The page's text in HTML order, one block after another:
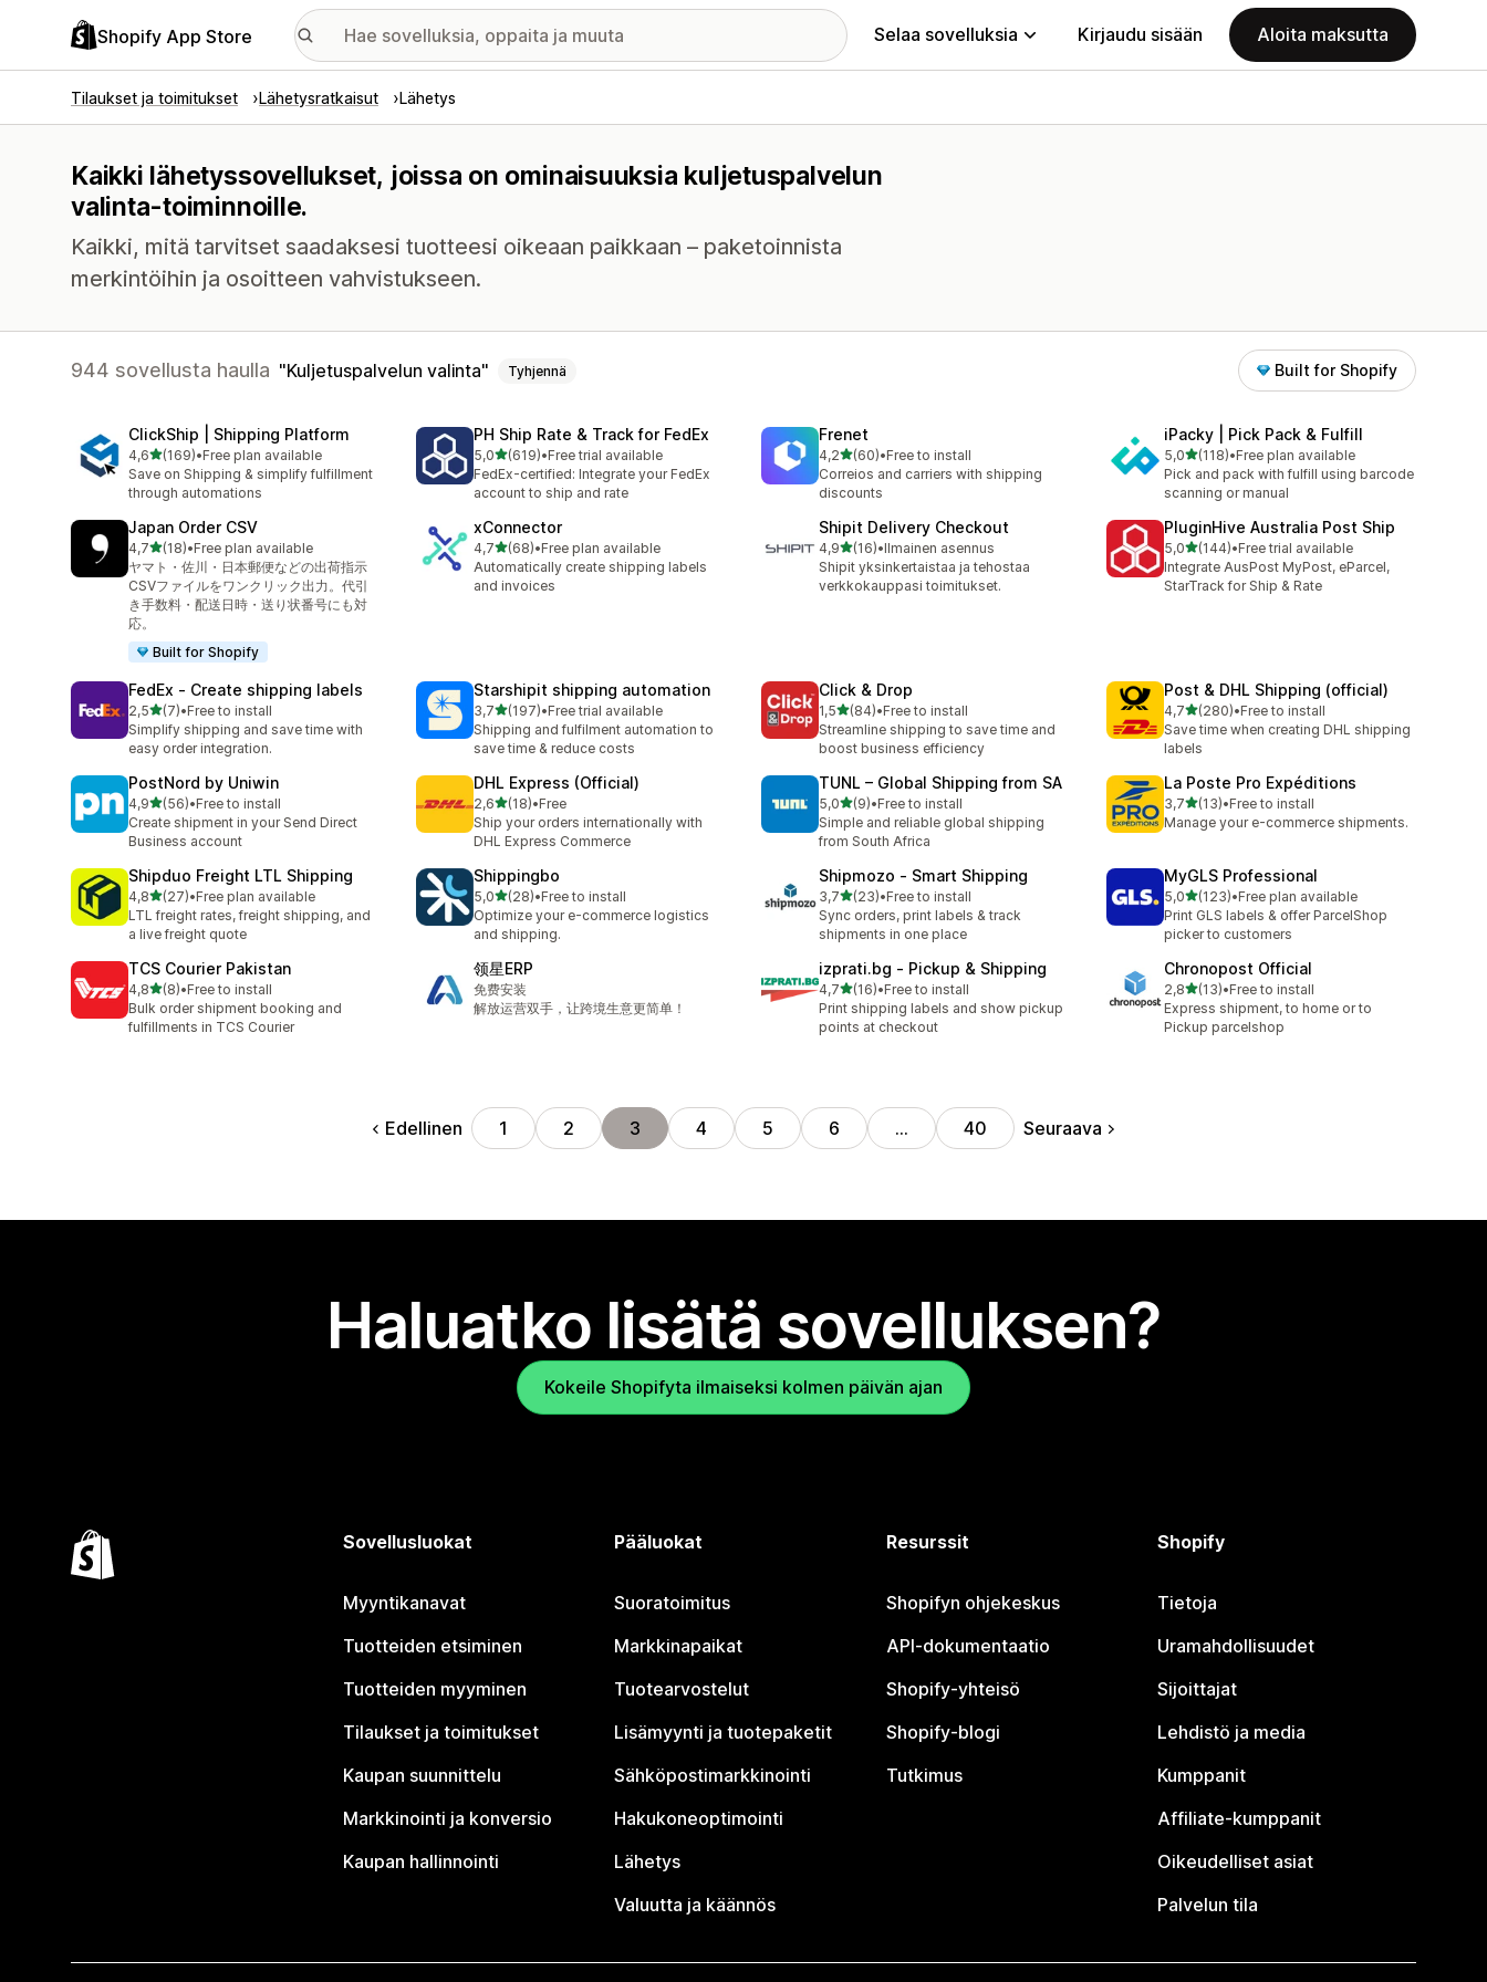
Shopify App Store Selaa sovelluksia Kirjaudu sisään Aloita maksutta
Tilaukset ja toimitukset Lähetysratkaisut Lähetys
Kaikki lähetyssovellukset, joissa on ominaisuuksia kuljetuspalvelun
valinta-toiminnoille.
Kaikki, mitä tarvitset saadaksesi tuotteesi oikeaan paikkaan – paketoinnista
merkintöihin ja osoitteen vahvistukseen.
944 sovellusta haulla Kuljetuspalvelun valinta Tyhjennä Built for Shopify
ClickShip | Shipping Platform
4,6/ 5 tähteä
(169)
169 arvostelua yhteensä
•Free plan available
Save on Shipping & simplify fulfillment
through automations
PH Ship Rate & Track for FedEx
5,0/ 5 tähteä
(619)
619 arvostelua yhteensä
•Free trial available
FedEx-certified: Integrate your FedEx
account to ship and rate
Frenet
4,2/ 5 tähteä
(60)
60 arvostelua yhteensä
•Free to install
Correios and carriers with shipping
discounts
iPacky | Pick Pack & Fulfill
5,0/ 5 tähteä
(118)
118 arvostelua yhteensä
•Free plan available
Pick and pack with fulfill using barcode
scanning or manual
Japan Order CSV
4,7/ 5 tähteä
(18)
18 arvostelua yhteensä
•Free plan available
ヤマト・佐川・日本郵便などの出荷指示
CSVファイルをワンクリック出力。代引
き手数料・配送日時・送り状番号にも対
応。
Built for Shopify
xConnector
4,7/ 5 tähteä
(68)
68 arvostelua yhteensä
•Free plan available
Automatically create shipping labels
and invoices
Shipit Delivery Checkout
4,9/ 5 tähteä
(16)
16 arvostelua yhteensä
•Ilmainen asennus
Shipit yksinkertaistaa ja tehostaa
verkkokauppasi toimitukset.
PluginHive Australia Post Ship
5,0/ 5 tähteä
(144)
144 arvostelua yhteensä
•Free trial available
Integrate AusPost MyPost, eParcel,
StarTrack for Ship & Rate
FedEx ‑ Create shipping labels
2,5/ 5 tähteä
(7)
7 arvostelua yhteensä
•Free to install
Simplify shipping and save time with
easy order integration.
Starshipit shipping automation
3,7/ 5 tähteä
(197)
197 arvostelua yhteensä
•Free trial available
Shipping and fulfilment automation to
save time & reduce costs
Click & Drop
1,5/ 5 tähteä
(84)
84 arvostelua yhteensä
•Free to install
Streamline shipping to save time and
boost business efficiency
Post & DHL Shipping (official)
4,7/ 5 tähteä
(280)
280 arvostelua yhteensä
•Free to install
Save time when creating DHL shipping
labels
PostNord by Uniwin
4,9/ 5 tähteä
(56)
56 arvostelua yhteensä
•Free to install
Create shipment in your Send Direct
Business account
DHL Express (Official)
2,6/ 5 tähteä
(18)
18 arvostelua yhteensä
•Free
Ship your orders internationally with
DHL Express Commerce
TUNL – Global Shipping from SA
5,0/ 5 tähteä
(9)
9 arvostelua yhteensä
•Free to install
Simple and reliable global shipping
from South Africa
La Poste Pro Expéditions
3,7/ 5 tähteä
(13)
13 arvostelua yhteensä
•Free to install
Manage your e-commerce shipments.
Shipduo Freight LTL Shipping
4,8/ 5 tähteä
(27)
27 arvostelua yhteensä
•Free plan available
LTL freight rates, freight shipping, and
a live freight quote
Shippingbo
5,0/ 5 tähteä
(28)
28 arvostelua yhteensä
•Free to install
Optimize your e-commerce logistics
and shipping.
Shipmozo ‑ Smart Shipping
3,7/ 5 tähteä
(23)
23 arvostelua yhteensä
•Free to install
Sync orders, print labels & track
shipments in one place
MyGLS Professional
5,0/ 5 tähteä
(123)
123 arvostelua yhteensä
•Free plan available
Print GLS labels & offer ParcelShop
picker to customers
TCS Courier Pakistan
4,8/ 5 tähteä
(8)
8 arvostelua yhteensä
•Free to install
Bulk order shipment booking and
fulfillments in TCS Courier
领星ERP
免费安装
解放运营双手，让跨境生意更简单！
izprati.bg ‑ Pickup & Shipping
4,7/ 5 tähteä
(16)
16 arvostelua yhteensä
•Free to install
Print shipping labels and show pickup
points at checkout
Chronopost Official
2,8/ 5 tähteä
(13)
13 arvostelua yhteensä
•Free to install
Express shipment, to home or to
Pickup parcelshop
Edellinen 1 2 3 4 5 6 … 40 Seuraava
Haluatko lisätä sovelluksen?
Kokeile Shopifyta ilmaiseksi kolmen päivän ajan
Sovellusluokat
Myyntikanavat
Tuotteiden etsiminen
Tuotteiden myyminen
Tilaukset ja toimitukset
Kaupan suunnittelu
Markkinointi ja konversio
Kaupan hallinnointi
Pääluokat
Suoratoimitus
Markkinapaikat
Tuotearvostelut
Lisämyynti ja tuotepaketit
Sähköpostimarkkinointi
Hakukoneoptimointi
Lähetys
Valuutta ja käännös
Resurssit
Shopifyn ohjekeskus
API-dokumentaatio
Shopify-yhteisö
Shopify-blogi
Tutkimus
Shopify
Tietoja
Uramahdollisuudet
Sijoittajat
Lehdistö ja media
Kumppanit
Affiliate-kumppanit
Oikeudelliset asiat
Palvelun tila